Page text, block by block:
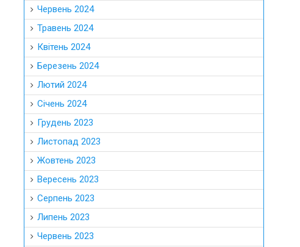
Червень 2024
Травень 2024
Квітень 2024
Березень 2024
Лютий 2024
Січень 2024
Грудень 2023
Листопад 2023
Жовтень 2023
Вересень 2023
Серпень 2023
Липень 2023
Червень 2023